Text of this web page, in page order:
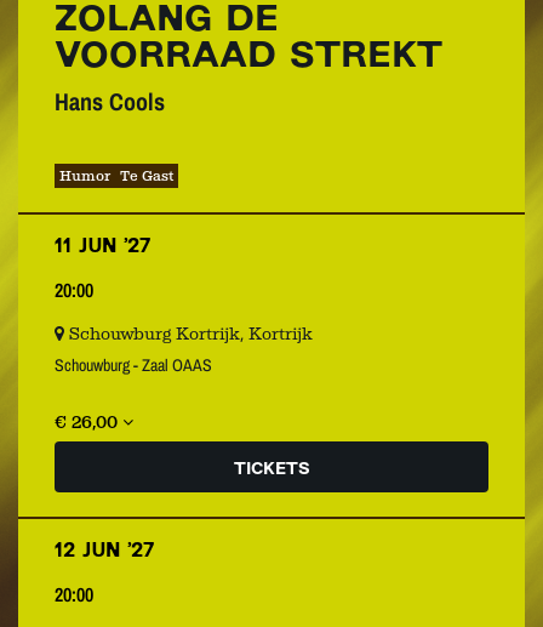
ZOLANG DE
VOORRAAD STREKT
Hans Cools
Humor Te Gast
11 JUN ’27
20:00
Schouwburg Kortrijk, Kortrijk
Schouwburg - Zaal OAAS
€ 26,00
TICKETS
12 JUN ’27
20:00